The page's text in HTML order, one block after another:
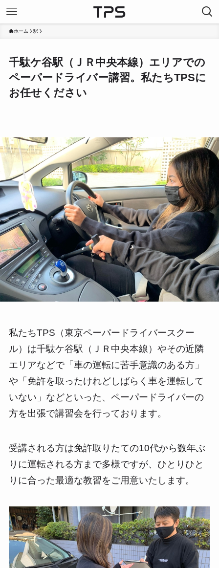
ホーム 駅
千駄ケ谷駅（ＪＲ中央本線）エリアでの
ペーパードライバー講習。私たちTPSに
お任せください
私たちTPS（東京ペーパードライバースクー
ル）は千駄ケ谷駅（ＪＲ中央本線）やその近隣
エリアなどで「車の運転に苦手意識のある方」
や「免許を取ったけれどしばらく車を運転して
いない」などといった、ペーパードライバーの
方を出張で講習会を行っております。
受講される方は免許取りたての10代から数年ぶ
りに運転される方まで多様ですが、ひとりひと
りに合った最適な教習をご用意いたします。